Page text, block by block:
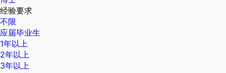
经验要求
不限
应届毕业生
1年以上
2年以上
3年以上